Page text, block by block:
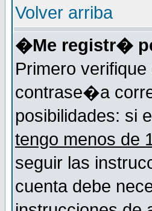
Volver arriba
�Me registr�
Primero
contrase�a
posibilidades: si
tengo menos de
seguir las
cuenta debe